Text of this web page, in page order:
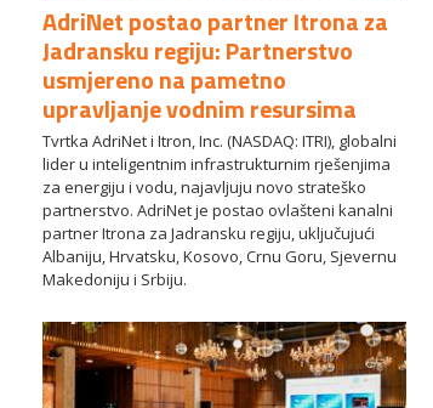
AdriNet postao partner Itrona za
Jadransku regiju: Partnerstvo
usmjereno na pametno
upravljanje vodnim resursima
Tvrtka AdriNet i Itron, Inc. (NASDAQ: ITRI), globalni
lider u inteligentnim infrastrukturnim rješenjima
za energiju i vodu, najavljuju novo strateško
partnerstvo. AdriNet je postao ovlašteni kanalni
partner Itrona za Jadransku regiju, uključujući
Albaniju, Hrvatsku, Kosovo, Crnu Goru, Sjevernu
Makedoniju i Srbiju.